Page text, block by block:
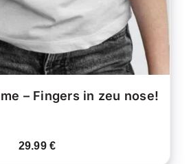
CHOISIES
SUR
LA
PAGE
DU
– Fingers in zeu nose!
29.99€